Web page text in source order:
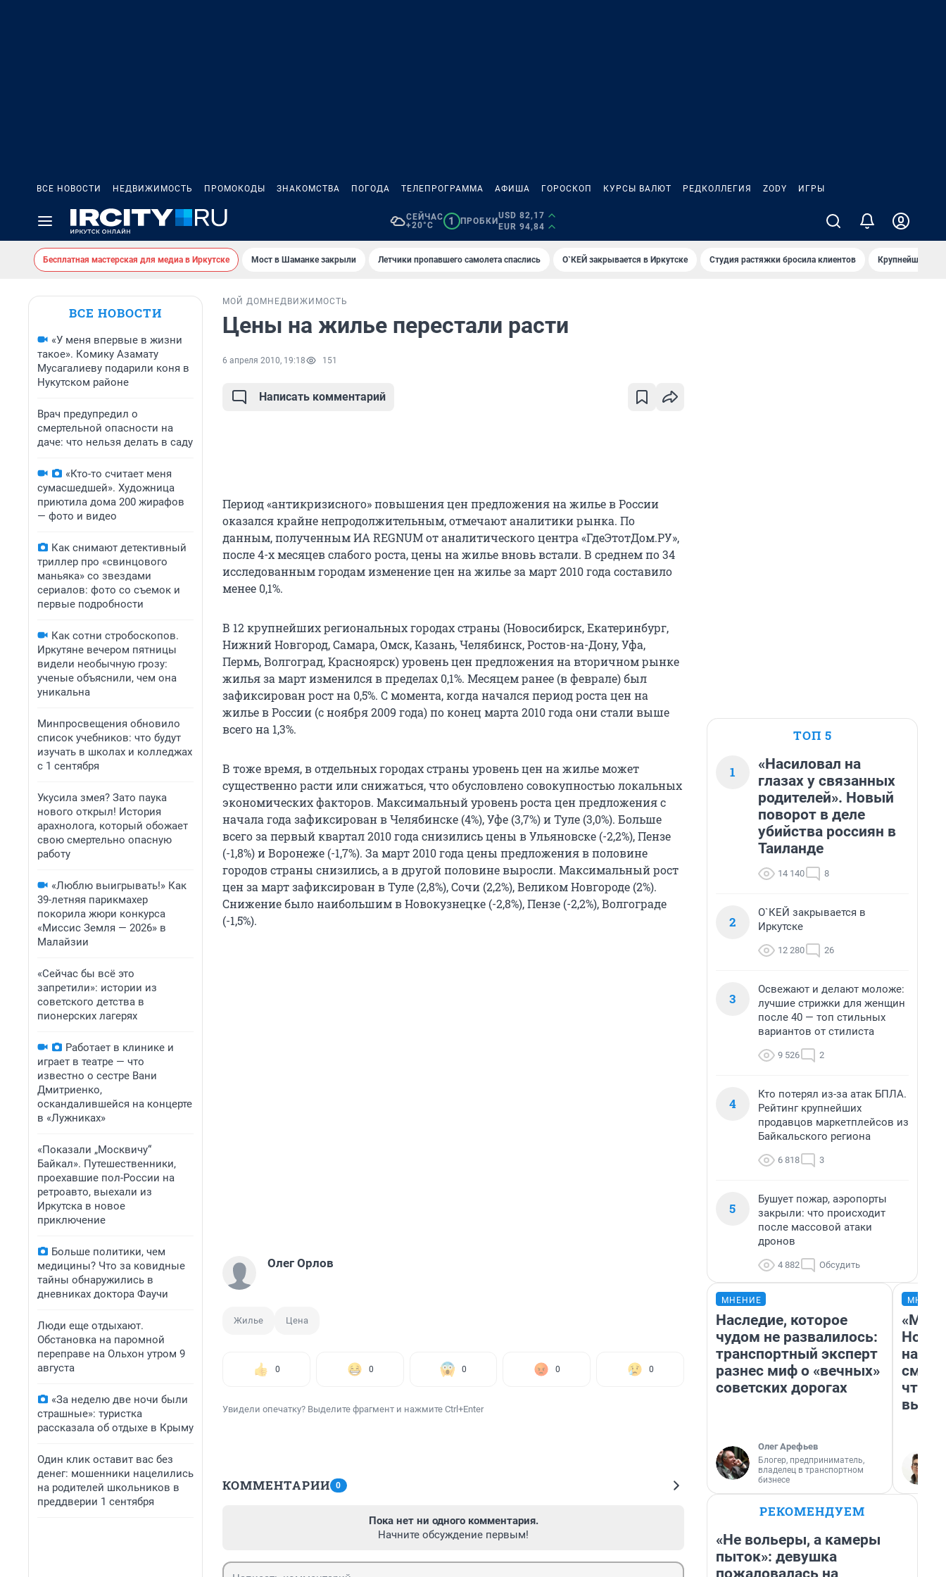
ВСЕ НОВОСТИ НЕДВИЖИМОСТЬ ПРОМОКОДЫ ЗНАКОМСТВА ПОГОДА ТЕЛЕПРОГРАММА АФИША ГОРОСКОП КУРСЫ ВАЛЮТ РЕДКОЛЛЕГИЯ ZODY ИГРЫ
СЕЙЧАС
+20°C
1 ПРОБКИ
USD 82,17
EUR 94,84
Бесплатная мастерская для медиа в Иркутске Мост в Шаманке закрыли Летчики пропавшего самолета спаслись О`КЕЙ закрывается в Иркутске Студия растяжки бросила клиентов Крупнейшие
ВСЕ НОВОСТИ
«У меня впервые в жизни
такое». Комику Азамату
Мусагалиеву подарили коня в
Нукутском районе
Врач предупредил о
смертельной опасности на
даче: что нельзя делать в саду
«Кто-то считает меня
сумасшедшей». Художница
приютила дома 200 жирафов
— фото и видео
Как снимают детективный
триллер про «свинцового
маньяка» со звездами
сериалов: фото со съемок и
первые подробности
Как сотни стробоскопов.
Иркутяне вечером пятницы
видели необычную грозу:
ученые объяснили, чем она
уникальна
Минпросвещения обновило
список учебников: что будут
изучать в школах и колледжах
с 1 сентября
Укусила змея? Зато паука
нового открыл! История
арахнолога, который обожает
свою смертельно опасную
работу
«Люблю выигрывать!» Как
39-летняя парикмахер
покорила жюри конкурса
«Миссис Земля — 2026» в
Малайзии
«Сейчас бы всё это
запретили»: истории из
советского детства в
пионерских лагерях
Работает в клинике и
играет в театре — что
известно о сестре Вани
Дмитриенко,
оскандалившейся на концерте
в «Лужниках»
«Показали „Москвичу“
Байкал». Путешественники,
проехавшие пол-России на
ретроавто, выехали из
Иркутска в новое
приключение
Больше политики, чем
медицины? Что за ковидные
тайны обнаружились в
дневниках доктора Фаучи
Люди еще отдыхают.
Обстановка на паромной
переправе на Ольхон утром 9
августа
«За неделю две ночи были
страшные»: туристка
рассказала об отдыхе в Крыму
Один клик оставит вас без
денег: мошенники нацелились
на родителей школьников в
преддверии 1 сентября
МОЙ ДОМ НЕДВИЖИМОСТЬ
Цены на жилье перестали расти
6 апреля 2010, 19:18 151
Написать комментарий
Период «антикризисного» повышения цен предложения на жилье в России
оказался крайне непродолжительным, отмечают аналитики рынка. По
данным, полученным ИА REGNUM от аналитического центра «ГдеЭтотДом.РУ»,
после 4-х месяцев слабого роста, цены на жилье вновь встали. В среднем по 34
исследованным городам изменение цен на жилье за март 2010 года составило
менее 0,1%.
В 12 крупнейших региональных городах страны (Новосибирск, Екатеринбург,
Нижний Новгород, Самара, Омск, Казань, Челябинск, Ростов-на-Дону, Уфа,
Пермь, Волгоград, Красноярск) уровень цен предложения на вторичном рынке
жилья за март изменился в пределах 0,1%. Месяцем ранее (в феврале) был
зафиксирован рост на 0,5%. С момента, когда начался период роста цен на
жилье в России (с ноября 2009 года) по конец марта 2010 года они стали выше
всего на 1,3%.
В тоже время, в отдельных городах страны уровень цен на жилье может
существенно расти или снижаться, что обусловлено совокупностью локальных
экономических факторов. Максимальный уровень роста цен предложения с
начала года зафиксирован в Челябинске (4%), Уфе (3,7%) и Туле (3,0%). Больше
всего за первый квартал 2010 года снизились цены в Ульяновске (-2,2%), Пензе
(-1,8%) и Воронеже (-1,7%). За март 2010 года цены предложения в половине
городов страны снизились, а в другой половине выросли. Максимальный рост
цен за март зафиксирован в Туле (2,8%), Сочи (2,2%), Великом Новгороде (2%).
Снижение было наибольшим в Новокузнецке (-2,8%), Пензе (-2,2%), Волгограде
(-1,5%).
Олег Орлов
Жилье Цена
0 0 0 0 0
Увидели опечатку? Выделите фрагмент и нажмите Ctrl+Enter
КОММЕНТАРИИ 0
Пока нет ни одного комментария.
Начните обсуждение первым!
ТОП 5
1
«Насиловал на
глазах у связанных
родителей». Новый
поворот в деле
убийства россиян в
Таиланде
14 140 8
2
О`КЕЙ закрывается в
Иркутске
12 280 26
3
Освежают и делают моложе:
лучшие стрижки для женщин
после 40 — топ стильных
вариантов от стилиста
9 526 2
4
Кто потерял из-за атак БПЛА.
Рейтинг крупнейших
продавцов маркетплейсов из
Байкальского региона
6 818 3
5
Бушует пожар, аэропорты
закрыли: что происходит
после массовой атаки
дронов
4 882 Обсудить
МНЕНИЕ
Наследие, которое
чудом не развалилось:
транспортный эксперт
разнес миф о «вечных»
советских дорогах
Олег Арефьев
Блогер, предприниматель,
владелец в транспортном
бизнесе
«Мы
РЕКОМЕНДУЕМ
«Не вольеры, а камеры
пыток»: девушка
пожаловалась на